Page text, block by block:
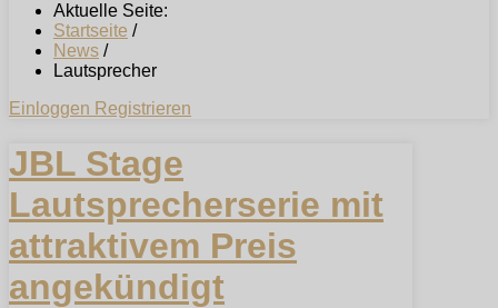
Aktuelle Seite:
Startseite /
News /
Lautsprecher
Einloggen Registrieren
JBL Stage
Lautsprecherserie mit
attraktivem Preis
angekündigt